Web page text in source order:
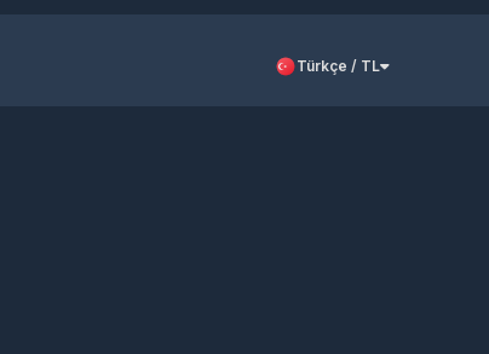
Türkçe / TL